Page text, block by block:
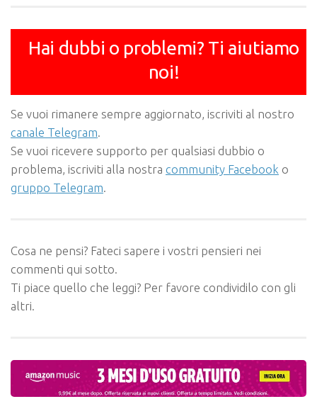
Hai dubbi o problemi? Ti aiutiamo
noi!
Se vuoi rimanere sempre aggiornato, iscriviti al nostro
canale Telegram.
Se vuoi ricevere supporto per qualsiasi dubbio o
problema, iscriviti alla nostra community Facebook o
gruppo Telegram.
Cosa ne pensi? Fateci sapere i vostri pensieri nei
commenti qui sotto.
Ti piace quello che leggi? Per favore condividilo con gli
altri.